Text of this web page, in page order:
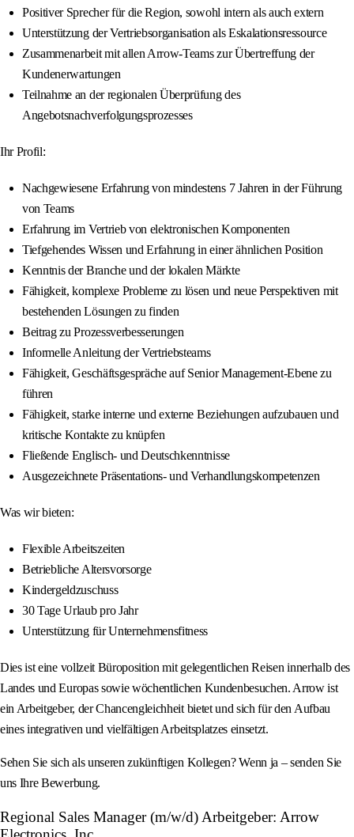
Positiver Sprecher für die Region, sowohl intern als auch extern
Unterstützung der Vertriebsorganisation als Eskalationsressource
Zusammenarbeit mit allen Arrow-Teams zur Übertreffung der
Kundenerwartungen
Teilnahme an der regionalen Überprüfung des
Angebotsnachverfolgungsprozesses
Ihr Profil:
Nachgewiesene Erfahrung von mindestens 7 Jahren in der Führung
von Teams
Erfahrung im Vertrieb von elektronischen Komponenten
Tiefgehendes Wissen und Erfahrung in einer ähnlichen Position
Kenntnis der Branche und der lokalen Märkte
Fähigkeit, komplexe Probleme zu lösen und neue Perspektiven mit
bestehenden Lösungen zu finden
Beitrag zu Prozessverbesserungen
Informelle Anleitung der Vertriebsteams
Fähigkeit, Geschäftsgespräche auf Senior Management-Ebene zu
führen
Fähigkeit, starke interne und externe Beziehungen aufzubauen und
kritische Kontakte zu knüpfen
Fließende Englisch- und Deutschkenntnisse
Ausgezeichnete Präsentations- und Verhandlungskompetenzen
Was wir bieten:
Flexible Arbeitszeiten
Betriebliche Altersvorsorge
Kindergeldzuschuss
30 Tage Urlaub pro Jahr
Unterstützung für Unternehmensfitness
Dies ist eine vollzeit Büroposition mit gelegentlichen Reisen innerhalb des
Landes und Europas sowie wöchentlichen Kundenbesuchen. Arrow ist
ein Arbeitgeber, der Chancengleichheit bietet und sich für den Aufbau
eines integrativen und vielfältigen Arbeitsplatzes einsetzt.
Sehen Sie sich als unseren zukünftigen Kollegen? Wenn ja – senden Sie
uns Ihre Bewerbung.
Regional Sales Manager (m/w/d) Arbeitgeber: Arrow